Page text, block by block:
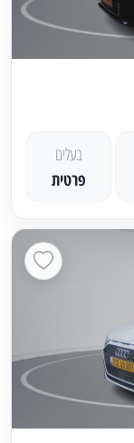
בעלים
פרטית